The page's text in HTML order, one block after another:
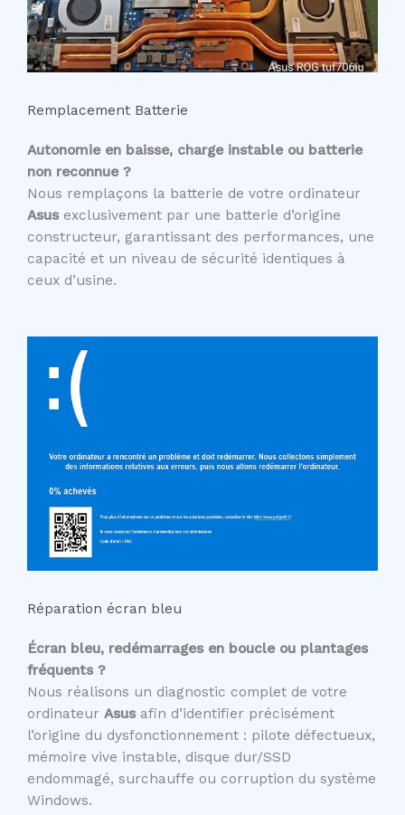
Remplacement Batterie
Autonomie en baisse, charge instable ou batterie
non reconnue ?
Nous remplaçons la batterie de votre ordinateur
Asusexclusivement par une batterie d’origine
constructeur, garantissant des performances, une
capacité et un niveau de sécurité identiques à
ceux d’usine.
Réparation écran bleu
Écran bleu, redémarrages en boucle ou plantages
fréquents ?
Nous réalisons un diagnostic complet de votre
ordinateur Asusafin d’identifier précisément
l’origine du dysfonctionnement : pilote défectueux,
mémoire vive instable, disque dur/SSD
endommagé, surchauffe ou corruption du système
Windows.